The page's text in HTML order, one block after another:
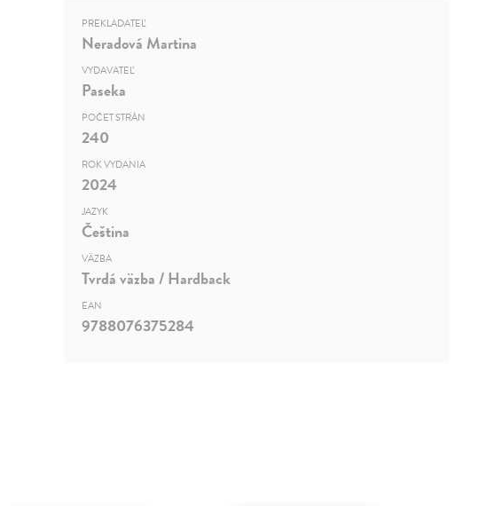
PREKLADATEĽ
Neradová Martina
VYDAVATEĽ
Paseka
POČET STRÁN
240
ROK VYDANIA
2024
JAZYK
Čeština
VÄZBA
Tvrdá väzba / Hardback
EAN
9788076375284